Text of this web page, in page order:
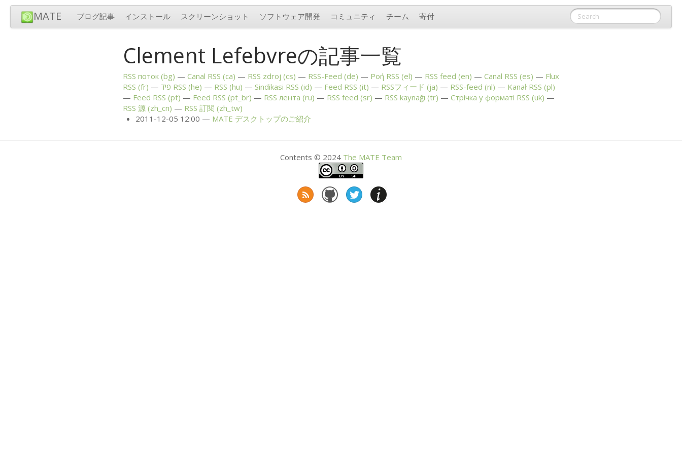
MATE ブログ記事 インストール スクリーンショット ソフトウェア開発 コミュニティ チーム 寄付
Clement Lefebvreの記事一覧
RSS поток (bg) Canal RSS (ca) RSS zdroj (cs) RSS-Feed (de) Ροή RSS (el) RSS feed (en) Canal RSS (es)
Flux
RSS (fr) RSS (he) RSS (hu) Sindikasi RSS (id) Feed RSS (it) RSSフィード (ja) RSS-feed (nl) Kanał RSS (pl)
Feed RSS (pt) Feed RSS (pt_br) RSS лента (ru) RSS feed (sr) RSS kaynağı (tr) Стрічка у форматі RSS (uk)
RSS 源 (zh_cn) RSS 訂閱 (zh_tw)
2011-12-05 12:00
MATE デスクトップのご紹介
Contents © 2024 The MATE Team